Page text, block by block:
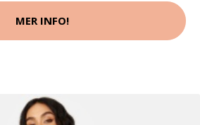
MER INFO!